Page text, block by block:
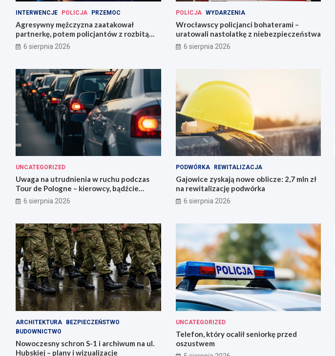
INTERWENCJE POLICJA PRZEMOC
Agresywny mężczyzna zaatakował
partnerkę, potem policjantów z rozbitą
butelką
6 sierpnia 2026
POLICJA WYDARZENIA
Wrocławscy policjanci bohaterami –
uratowali nastolatkę z niebezpieczeństwa
6 sierpnia 2026
UNCATEGORIZED
Uwaga na utrudnienia w ruchu podczas
Tour de Pologne – kierowcy, bądźcie
przygotowani!
6 sierpnia 2026
PODWÓRKA REWITALIZACJA
Gajowice zyskają nowe oblicze: 2,7 mln zł
na rewitalizację podwórka
6 sierpnia 2026
ARCHITEKTURA
BEZPIECZEŃSTWO
BUDOWNICTWO
Nowoczesny schron S-1 i archiwum na ul.
Hubskiej – plany i wizualizacje
UNCATEGORIZED
Telefon, który ocalił seniorkę przed
oszustwem